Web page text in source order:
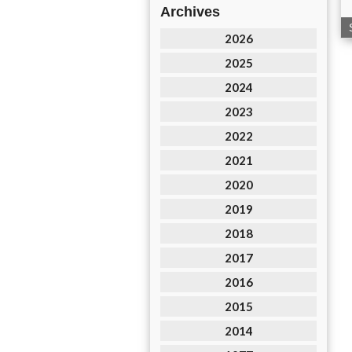
Archives
2026
2025
2024
2023
2022
2021
2020
2019
2018
2017
2016
2015
2014